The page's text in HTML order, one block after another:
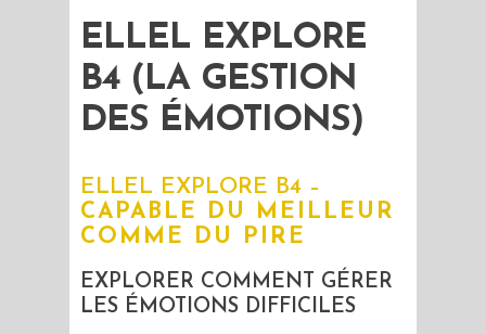
ELLEL EXPLORE
B4 (LA GESTION
DES ÉMOTIONS)
ELLEL EXPLORE B4 –
CAPABLE DU MEILLEUR
COMME DU PIRE
EXPLORER COMMENT GÉRER
LES ÉMOTIONS DIFFICILES